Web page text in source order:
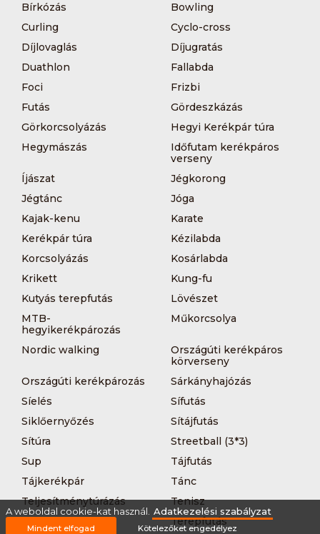
Bírkózás
Bowling
Curling
Cyclo-cross
Díjlovaglás
Díjugratás
Duathlon
Fallabda
Foci
Frizbi
Futás
Gördeszkázás
Görkorcsolyázás
Hegyi Kerékpár túra
Hegymászás
Időfutam kerékpáros
verseny
Íjászat
Jégkorong
Jégtánc
Jóga
Kajak-kenu
Karate
Kerékpár túra
Kézilabda
Korcsolyázás
Kosárlabda
Krikett
Kung-fu
Kutyás terepfutás
Lövészet
MTB-
hegyikerékpározás
Műkorcsolya
Nordic walking
Országúti kerékpáros
körverseny
Országúti kerékpározás
Sárkányhajózás
Síelés
Sífutás
Siklőernyőzés
Sítájfutás
Sítúra
Streetball (3*3)
Sup
Tájfutás
Tájkerékpár
Tánc
Teljesítménytúrázás
Tenisz
Teqball
Terepfutás
A weboldal cookie-kat használ. Adatkezelési szabályzat
Mindent elfogad Kötelezőket engedélyez